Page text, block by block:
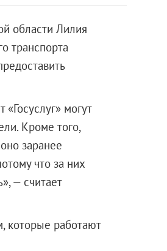
области Лилия
транспорта
могут
Кроме того,
заранее
что за них
— считает
которые работают